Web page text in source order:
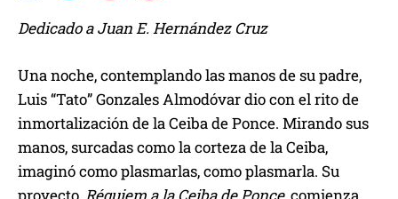
Dedicado a Juan E. Hernández Cruz
Una noche, contemplando las manos de su padre,
Luis “Tato” Gonzales Almodóvar dio con el rito de
inmortalización de la Ceiba de Ponce. Mirando sus
manos, surcadas como la corteza de la Ceiba,
imaginó como plasmarlas, como plasmarla. Su